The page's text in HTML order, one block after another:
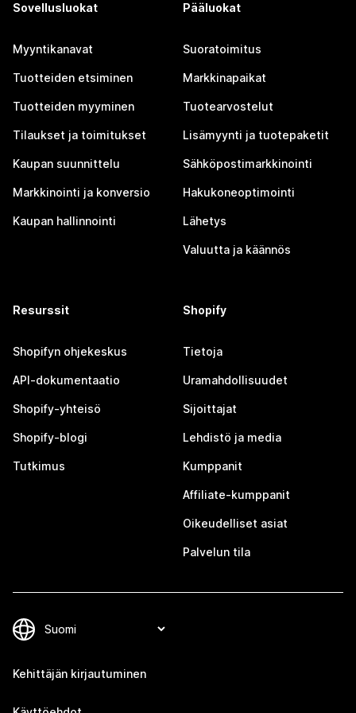
Sovellusluokat
Myyntikanavat
Tuotteiden etsiminen
Tuotteiden myyminen
Tilaukset ja toimitukset
Kaupan suunnittelu
Markkinointi ja konversio
Kaupan hallinnointi
Pääluokat
Suoratoimitus
Markkinapaikat
Tuotearvostelut
Lisämyynti ja tuotepaketit
Sähköpostimarkkinointi
Hakukoneoptimointi
Lähetys
Valuutta ja käännös
Resurssit
Shopifyn ohjekeskus
API-dokumentaatio
Shopify-yhteisö
Shopify-blogi
Tutkimus
Shopify
Tietoja
Uramahdollisuudet
Sijoittajat
Lehdistö ja media
Kumppanit
Affiliate-kumppanit
Oikeudelliset asiat
Palvelun tila
Kehittäjän kirjautuminen